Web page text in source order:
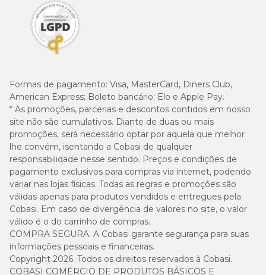
Formas de pagamento: Visa, MasterCard, Diners Club,
American Express; Boleto bancário; Elo e Apple Pay.
* As promoções, parcerias e descontos contidos em nosso
site não são cumulativos. Diante de duas ou mais
promoções, será necessário optar por aquela que melhor
lhe convém, isentando a Cobasi de qualquer
responsabilidade nesse sentido. Preços e condições de
pagamento exclusivos para compras via internet, podendo
variar nas lojas físicas. Todas as regras e promoções são
válidas apenas para produtos vendidos e entregues pela
Cobasi. Em caso de divergência de valores no site, o valor
válido é o do carrinho de compras.
COMPRA SEGURA. A Cobasi garante segurança para suas
informações pessoais e financeiras.
Copyright 2026. Todos os direitos reservados à Cobasi.
COBASI COMÉRCIO DE PRODUTOS BÁSICOS E